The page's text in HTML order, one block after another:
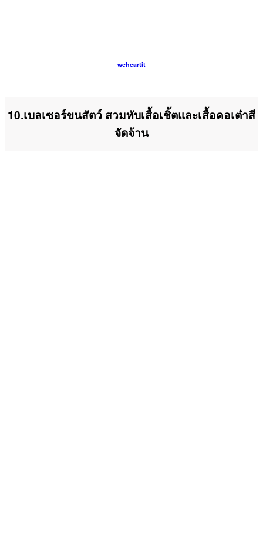
weheartit
10.เบลเซอร์ขนสัตว์ สวมทับเสื้อเชิ้ตและเสื้อคอเต๋าสี
จัดจ้าน